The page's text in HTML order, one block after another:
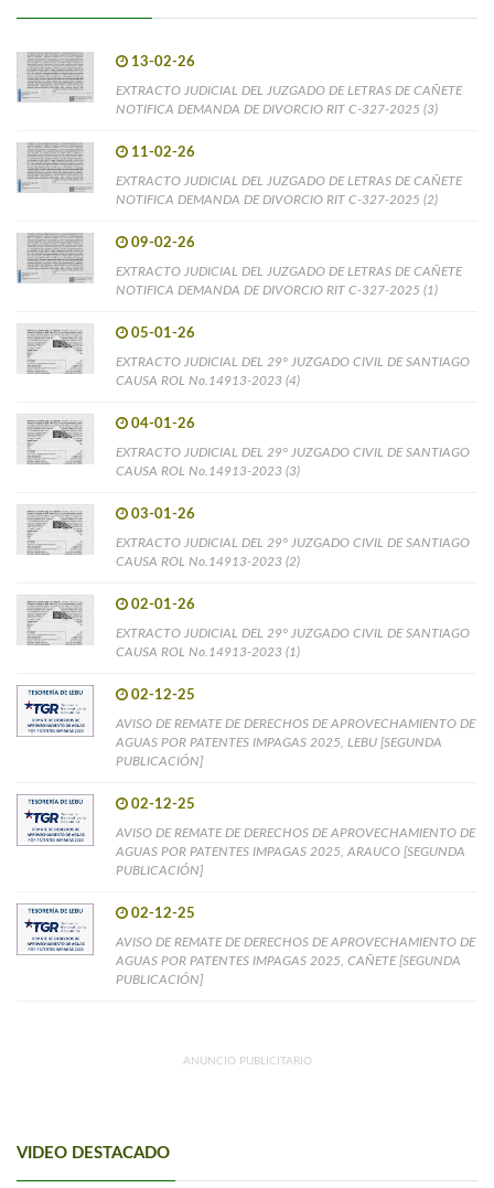
13-02-26
EXTRACTO JUDICIAL DEL JUZGADO DE LETRAS DE CAÑETE
NOTIFICA DEMANDA DE DIVORCIO RIT C-327-2025 (3)
11-02-26
EXTRACTO JUDICIAL DEL JUZGADO DE LETRAS DE CAÑETE
NOTIFICA DEMANDA DE DIVORCIO RIT C-327-2025 (2)
09-02-26
EXTRACTO JUDICIAL DEL JUZGADO DE LETRAS DE CAÑETE
NOTIFICA DEMANDA DE DIVORCIO RIT C-327-2025 (1)
05-01-26
EXTRACTO JUDICIAL DEL 29° JUZGADO CIVIL DE SANTIAGO
CAUSA ROL No.14913-2023 (4)
04-01-26
EXTRACTO JUDICIAL DEL 29° JUZGADO CIVIL DE SANTIAGO
CAUSA ROL No.14913-2023 (3)
03-01-26
EXTRACTO JUDICIAL DEL 29° JUZGADO CIVIL DE SANTIAGO
CAUSA ROL No.14913-2023 (2)
02-01-26
EXTRACTO JUDICIAL DEL 29° JUZGADO CIVIL DE SANTIAGO
CAUSA ROL No.14913-2023 (1)
02-12-25
AVISO DE REMATE DE DERECHOS DE APROVECHAMIENTO DE
AGUAS POR PATENTES IMPAGAS 2025, LEBU [SEGUNDA
PUBLICACIÓN]
02-12-25
AVISO DE REMATE DE DERECHOS DE APROVECHAMIENTO DE
AGUAS POR PATENTES IMPAGAS 2025, ARAUCO [SEGUNDA
PUBLICACIÓN]
02-12-25
AVISO DE REMATE DE DERECHOS DE APROVECHAMIENTO DE
AGUAS POR PATENTES IMPAGAS 2025, CAÑETE [SEGUNDA
PUBLICACIÓN]
ANUNCIO PUBLICITARIO
VIDEO DESTACADO